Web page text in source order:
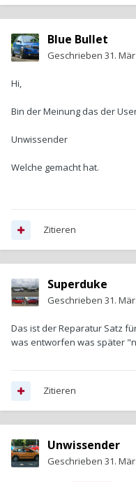
Blue Bullet
Geschrieben 31.
Hi,
Bin der Meinung das der
Unwissender
Welche gemacht hat.
Zitieren
Superduke
Geschrieben 31.
Das ist der Reparatur Satz
was entworfen was später
Zitieren
Unwissender
Geschrieben 31.